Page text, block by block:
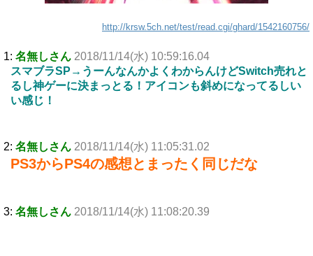
http://krsw.5ch.net/test/read.cgi/ghard/1542160756/
1: 名無しさん 2018/11/14(水) 10:59:16.04
スマブラSP→うーんなんかよくわからんけどSwitch売れと
るし神ゲーに決まっとる！アイコンも斜めになってるしい
い感じ！
2: 名無しさん 2018/11/14(水) 11:05:31.02
PS3からPS4の感想とまったく同じだな
3: 名無しさん 2018/11/14(水) 11:08:20.39